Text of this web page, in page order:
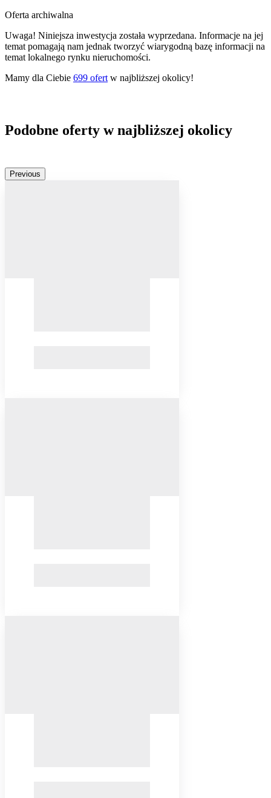
Oferta archiwalna
Uwaga! Niniejsza inwestycja została wyprzedana. Informacje na jej
temat pomagają nam jednak tworzyć wiarygodną bazę informacji na
temat lokalnego rynku nieruchomości.
Mamy dla Ciebie 699 ofert w najbliższej okolicy!
Podobne oferty w najbliższej okolicy
Previous